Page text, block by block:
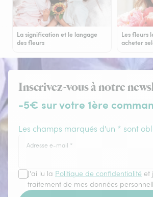
La signification et le langage
des fleurs
Les fleurs
acheter
Inscrivez-vous à notre
-5€ sur votre 1ère
Les champs marqués d'un * sont
Adresse e-mail *
J'ai lu la Politique de confidentialité et
traitement de mes données